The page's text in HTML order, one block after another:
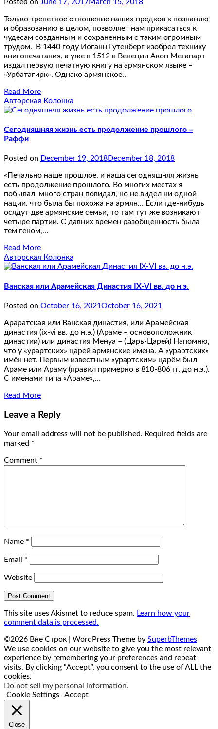
Posted on June 17, 2017 March 15, 2018
Только трепетное отношение наших предков к познанию
и образованию в целом, позволяет нам прикасаться к
чудесам созданным и сохраненным с таким огромным
трудом. В 1440 году Иоганн Гутенберг изобрел технику
книгопечатания, а уже в 1512 в Венеции Акоп Мегапарт
издал первую печатную книгу на армянском языке ­–
«Урбатагирк». Однако армянское…
Read More
Авторская Колонка
Сегодняшняя жизнь есть продолжение прошлого –
Раффи
Posted on December 19, 2018December 18, 2018
«Печально наше прошлое, и наша сегодняшняя жизнь
есть продолжение прошлого. Во многих местах я
побывал, много стран повидал, но не видел ни одной
нации, что была бы похожа на армян… Если где-нибудь
осядут две армянские семьи, то там тут же возникают
четыре партии. С давних времен разобщенность была
тем геном,…
Read More
Авторская Колонка
Ванская или Арамейская Династия IX-VI вв. до н.э.
Posted on October 16, 2021 October 16, 2021
Араратская или Ванская династия, или Арамейская
династия (ix-vi вв. до н.э.) (Араме – основоположник
династии) или династия Менуа – (Царь-Царей) Напомню,
что у «урартских» царей армянские имена. А «урартских»
имён нет. Первым известным «урартским» царём был
Араме или Араму (правил примерно в 810-806 гг. до н.э.).
С именами типа «Араме»,…
Read More
Leave a Reply
Your email address will not be published. Required fields are
marked *
Comment *
Name *
Email *
Website
This site uses Akismet to reduce spam. Learn how your
comment data is processed.
©2026 Вне Строк | WordPress Theme by SuperbThemes
We use cookies on our website to give you the most relevant
experience by remembering your preferences and repeat
visits. By clicking “Accept”, you consent to the use of ALL the
cookies.
Do not sell my personal information.
Cookie Settings
Accept
Close